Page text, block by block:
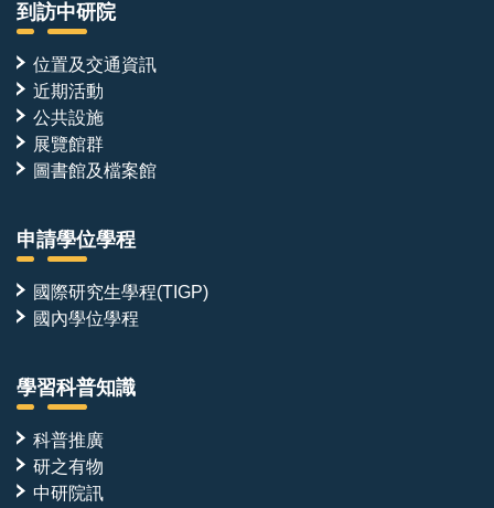
到訪中研院
位置及交通資訊
近期活動
公共設施
展覽館群
圖書館及檔案館
申請學位學程
國際研究生學程(TIGP)
國內學位學程
學習科普知識
科普推廣
研之有物
中研院訊